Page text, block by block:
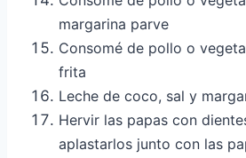
margarina parve
Consomé de pollo o
frita
Leche de coco, sal y
Hervir las papas con
aplastarlos junto con las